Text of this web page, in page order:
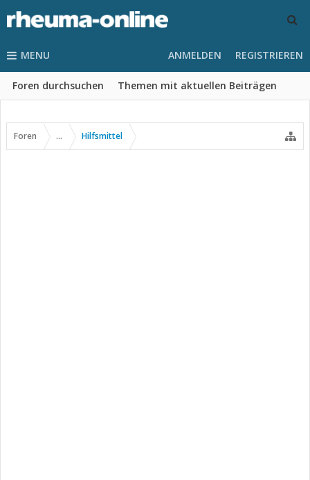
MENU
Foren durchsuchen Themen mit aktuellen Beiträgen
ANMELDEN REGISTRIEREN
Foren ... Hilfsmittel